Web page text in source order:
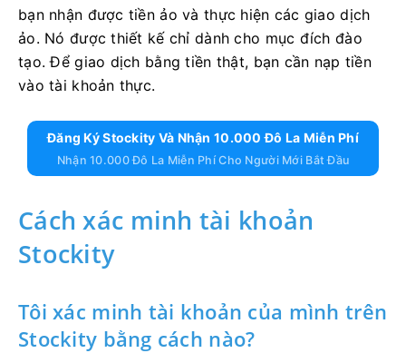
bạn nhận được tiền ảo và thực hiện các giao dịch
ảo. Nó được thiết kế chỉ dành cho mục đích đào
tạo. Để giao dịch bằng tiền thật, bạn cần nạp tiền
vào tài khoản thực.
Đăng Ký Stockity Và Nhận 10.000 Đô La Miễn Phí
Nhận 10.000 Đô La Miễn Phí Cho Người Mới Bắt Đầu
Cách xác minh tài khoản
Stockity
Tôi xác minh tài khoản của mình trên
Stockity bằng cách nào?